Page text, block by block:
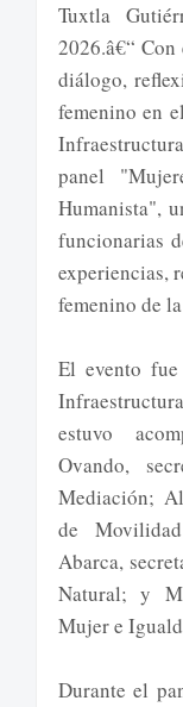
Tuxtla
2026.â€“
diálogo,
femenino en
panel
Humanista",
funcionarias
experiencias,
femenino de
El evento
estuvo
Ovando,
Mediación;
de
Abarca,
Natural; y
Mujer e
Durante el